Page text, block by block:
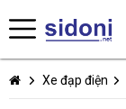
Xe đạp điện